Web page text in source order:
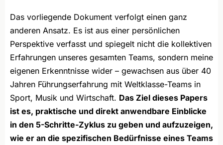
Das vorliegende Dokument verfolgt einen ganz
anderen Ansatz. Es ist aus einer persönlichen
Perspektive verfasst und spiegelt nicht die kollektiven
Erfahrungen unseres gesamten Teams, sondern meine
eigenen Erkenntnisse wider – gewachsen aus über 40
Jahren Führungserfahrung mit Weltklasse-Teams in
Sport, Musik und Wirtschaft. Das Ziel dieses Papers
ist es, praktische und direkt anwendbare Einblicke
in den 5-Schritte-Zyklus zu geben und aufzuzeigen,
wie er an die spezifischen Bedürfnisse eines Teams